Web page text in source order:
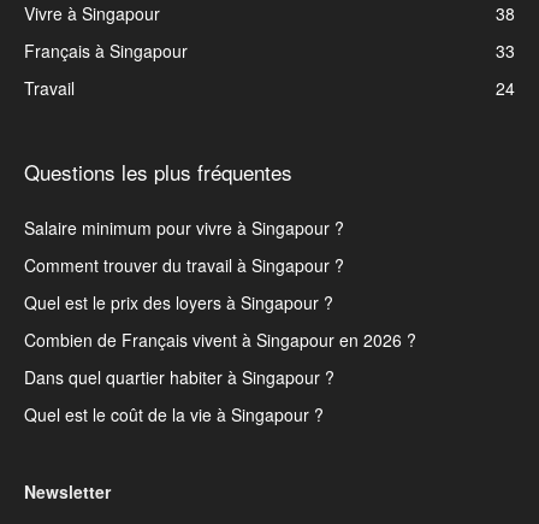
Vivre à Singapour
38
Français à Singapour
33
Travail
24
Questions les plus fréquentes
Salaire minimum pour vivre à Singapour ?
Comment trouver du travail à Singapour ?
Quel est le prix des loyers à Singapour ?
Combien de Français vivent à Singapour en 2026 ?
Dans quel quartier habiter à Singapour ?
Quel est le coût de la vie à Singapour ?
Newsletter